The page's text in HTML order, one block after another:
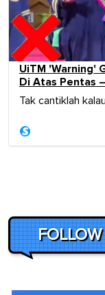
UiTM 'Warning'
Di Atas Pentas
Tak cantiklah
FOLLOW